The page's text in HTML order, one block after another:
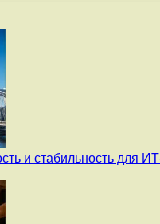
и стабильность для